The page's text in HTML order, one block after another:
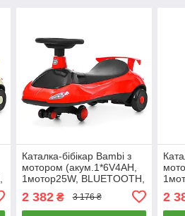
Каталка-бібікар Bambi з
мотором (акум.1*6V4AH,
1мотор25W, BLUETOOTH,
музика, світло) M 6363-3
Червона
2 382₴ 3 176 ₴ 2